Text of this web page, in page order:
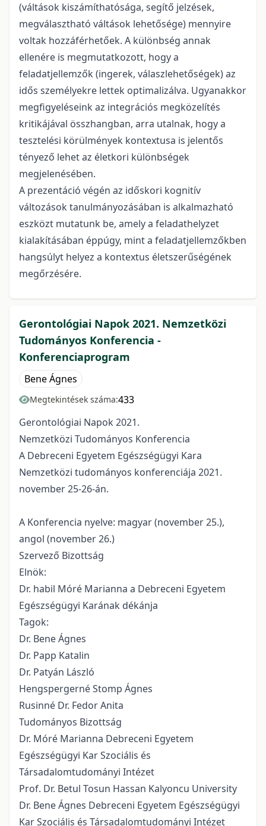
(váltások kiszámíthatósága, segítő jelzések,
megválasztható váltások lehetősége) mennyire
voltak hozzáférhetőek. A különbség annak
ellenére is megmutatkozott, hogy a
feladatjellemzők (ingerek, válaszlehetőségek) az
idős személyekre lettek optimalizálva. Ugyanakkor
megfigyeléseink az integrációs megközelítés
kritikájával összhangban, arra utalnak, hogy a
tesztelési körülmények kontextusa is jelentős
tényező lehet az életkori különbségek
megjelenésében.
A prezentáció végén az időskori kognitív
változások tanulmányozásában is alkalmazható
eszközt mutatunk be, amely a feladathelyzet
kialakításában éppúgy, mint a feladatjellemzőkben
hangsúlyt helyez a kontextus életszerűségének
megőrzésére.
Gerontológiai Napok 2021. Nemzetközi
Tudományos Konferencia -
Konferenciaprogram
Bene Ágnes
Megtekintések száma:433
Gerontológiai Napok 2021.
Nemzetközi Tudományos Konferencia
A Debreceni Egyetem Egészségügyi Kara
Nemzetközi tudományos konferenciája 2021.
november 25-26-án.
A Konferencia nyelve: magyar (november 25.),
angol (november 26.)
Szervező Bizottság
Elnök:
Dr. habil Móré Marianna a Debreceni Egyetem
Egészségügyi Karának dékánja
Tagok:
Dr. Bene Ágnes
Dr. Papp Katalin
Dr. Patyán László
Hengspergerné Stomp Ágnes
Rusinné Dr. Fedor Anita
Tudományos Bizottság
Dr. Móré Marianna Debreceni Egyetem
Egészségügyi Kar Szociális és
Társadalomtudományi Intézet
Prof. Dr. Betul Tosun Hassan Kalyoncu University
Dr. Bene Ágnes Debreceni Egyetem Egészségügyi
Kar Szociális és Társadalomtudományi Intézet